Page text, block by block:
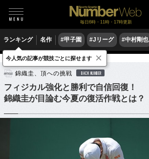
毎日6時・11時・17時更新
ランキング 名作 #甲子園 #Jリーグ #中村剛也
テニス 男子テニス
錦織圭、頂への挑戦 BACK NUMBER
フィジカル強化と勝利で自信回復！
錦織圭が目論む今夏の復活作戦とは？
今人気の記事が競技ごとに探せます ×